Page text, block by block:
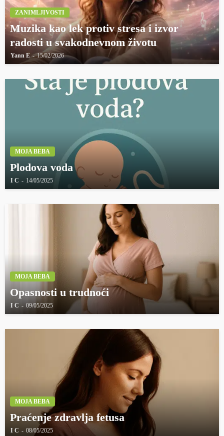
ZANIMLJIVOSTI
Muzika kao lek protiv stresa i izvor
radosti u svakodnevnom životu
Yann E 15/02/2026
MOJA BEBA
Plodova voda
I C 14/05/2025
MOJA BEBA
Opasnosti u trudnoći
I C 09/05/2025
MOJA BEBA
Praćenje zdravlja fetusa
I C 08/05/2025